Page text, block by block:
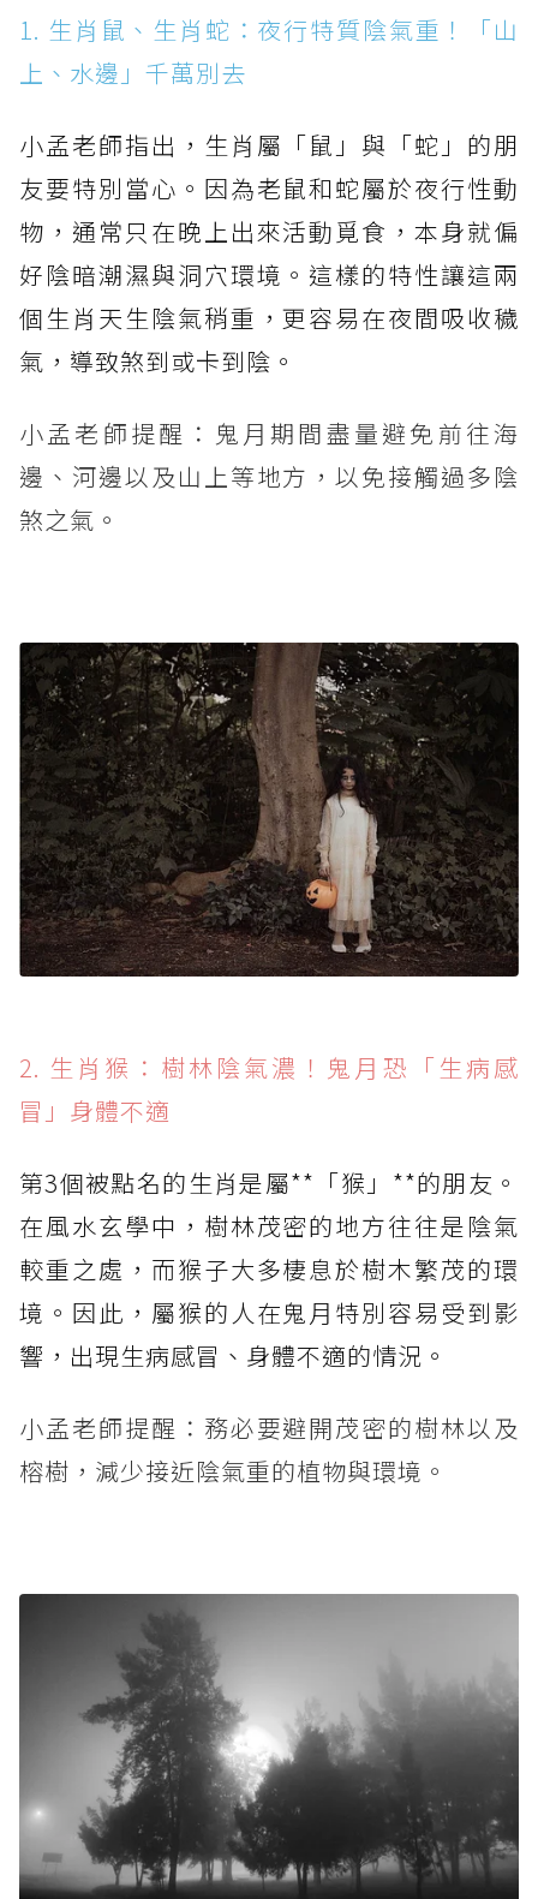
1. 生肖鼠、生肖蛇：夜行特質陰氣重！「山
上、水邊」千萬別去
小孟老師指出，生肖屬「鼠」與「蛇」的朋
友要特別當心。因為老鼠和蛇屬於夜行性動
物，通常只在晚上出來活動覓食，本身就偏
好陰暗潮濕與洞穴環境。這樣的特性讓這兩
個生肖天生陰氣稍重，更容易在夜間吸收穢
氣，導致煞到或卡到陰。
小孟老師提醒：鬼月期間盡量避免前往海
邊、河邊以及山上等地方，以免接觸過多陰
煞之氣。
2. 生肖猴：樹林陰氣濃！鬼月恐「生病感
冒」身體不適
第3個被點名的生肖是屬**「猴」**的朋友。
在風水玄學中，樹林茂密的地方往往是陰氣
較重之處，而猴子大多棲息於樹木繁茂的環
境。因此，屬猴的人在鬼月特別容易受到影
響，出現生病感冒、身體不適的情況。
小孟老師提醒：務必要避開茂密的樹林以及
榕樹，減少接近陰氣重的植物與環境。